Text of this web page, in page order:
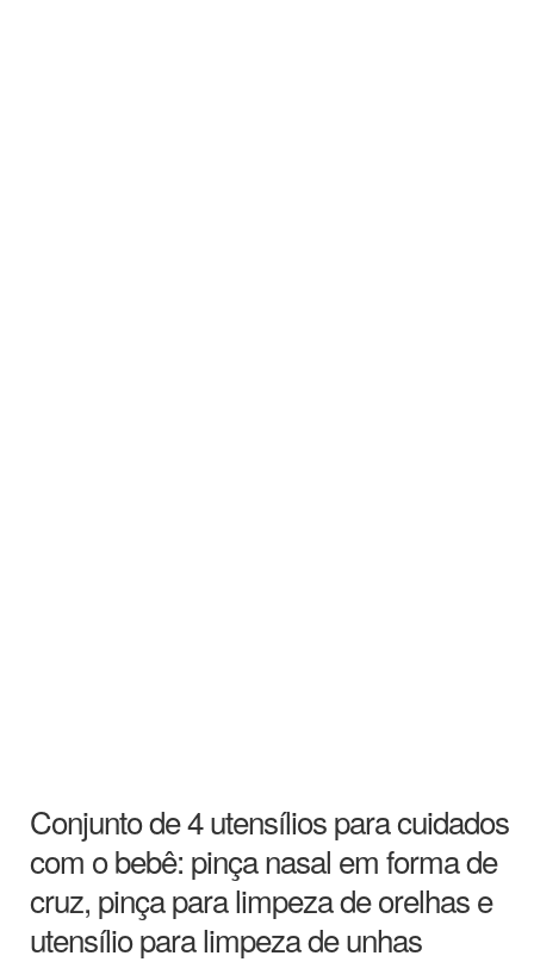
Conjunto de 4 utensílios para cuidados
com o bebê: pinça nasal em forma de
cruz, pinça para limpeza de orelhas e
utensílio para limpeza de unhas